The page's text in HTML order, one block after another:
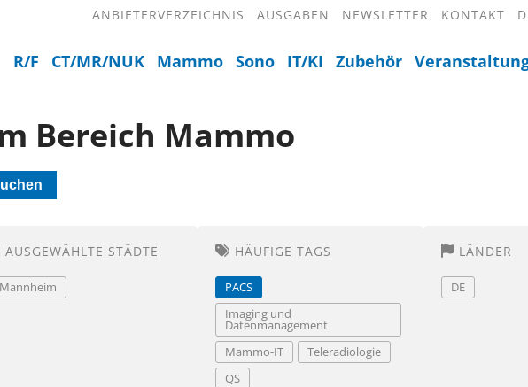
ANBIETERVERZEICHNIS AUSGABEN NEWSLETTER KONTAKT
R/F CT/MR/NUK Mammo Sono IT/KI Zubehör
Bereich Mammo
AUSGEWÄHLTE STÄDTE
Mannheim
HÄUFIGE TAGS
PACS
Imaging und
Datenmanagement
Mammo-IT
Teleradiologie
QS
LÄNDER
DE